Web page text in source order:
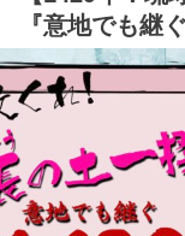
『意地でも継